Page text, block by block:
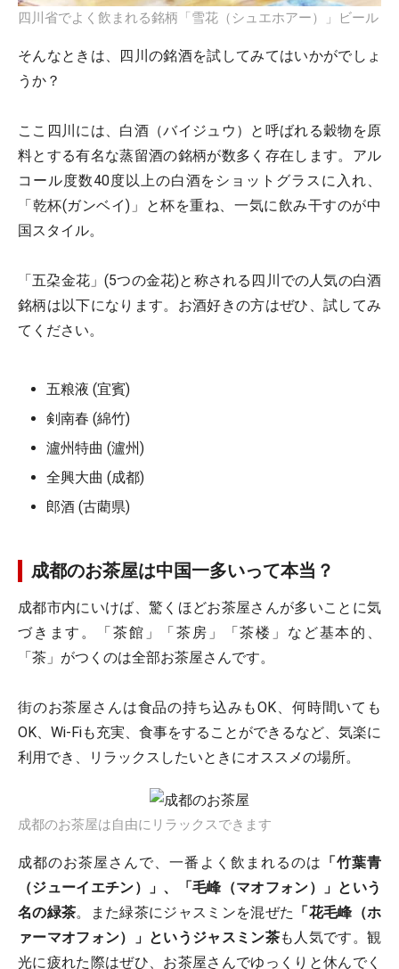
四川省でよく飲まれる銘柄「雪花（シュエホアー）」ビール
そんなときは、四川の銘酒を試してみてはいかがでしょ
うか？
ここ四川には、白酒（バイジュウ）と呼ばれる穀物を原
料とする有名な蒸留酒の銘柄が数多く存在します。アル
コール度数40度以上の白酒をショットグラスに入れ、
「乾杯(ガンベイ)」と杯を重ね、一気に飲み干すのが中
国スタイル。
「五朶金花」(5つの金花)と称される四川での人気の白酒
銘柄は以下になります。お酒好きの方はぜひ、試してみ
てください。
五粮液 (宜賓)
剣南春 (綿竹)
瀘州特曲 (瀘州)
全興大曲 (成都)
郎酒 (古藺県)
成都のお茶屋は中国一多いって本当？
成都市内にいけば、驚くほどお茶屋さんが多いことに気
づきます。「茶館」「茶房」「茶楼」など基本的、
「茶」がつくのは全部お茶屋さんです。
街のお茶屋さんは食品の持ち込みもOK、何時間いても
OK、Wi-Fiも充実、食事をすることができるなど、気楽に
利用でき、リラックスしたいときにオススメの場所。
成都のお茶屋は自由にリラックスできます
成都のお茶屋さんで、一番よく飲まれるのは 「竹葉青
（ジューイエチン）」、「毛峰（マオフォン）」という
名の緑茶。また緑茶にジャスミンを混ぜた 「花毛峰（ホ
ァーマオフォン）」というジャスミン茶も人気です。観
光に疲れた際はぜひ、お茶屋さんでゆっくりと休んでく